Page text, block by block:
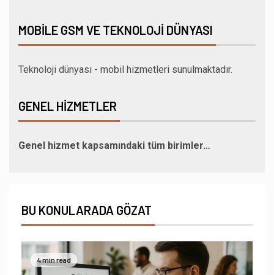
MOBILE GSM VE TEKNOLOJI DÜNYASI
Teknoloji dünyası - mobil hizmetleri sunulmaktadır.
GENEL HIZMETLER
Genel hizmet kapsamındaki tüm birimler…
BU KONULARADA GÖZAT
4 min read